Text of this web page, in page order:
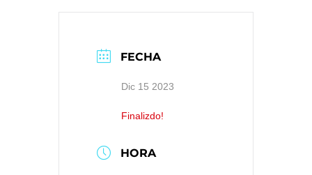
FECHA
Dic 15 2023
Finalizdo!
HORA